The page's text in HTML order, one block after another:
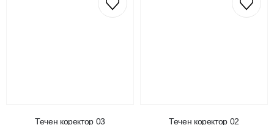
Течен коректор 03 Течен коректор 02